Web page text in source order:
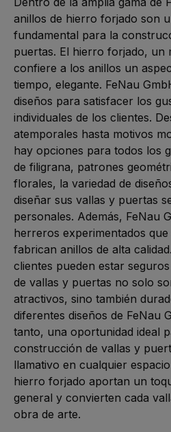
anillos de hierro forjado son
fundamental para la
puertas. El hierro forjado, un
confiere a los anillos un
tiempo, elegante. FeNau
diseños para satisfacer los
individuales de los clientes.
atemporales hasta motivos
hay opciones para todos los
de filigrana, patrones
florales, la variedad de
diseñar sus vallas y puertas
personales. Además, FeNau
herreros experimentados
fabrican anillos de alta
clientes pueden estar
de vallas y puertas no solo
atractivos, sino también
diferentes diseños de FeNau
tanto, una oportunidad ideal
construcción de vallas y
llamativo en cualquier
hierro forjado aportan un
general y convierten cada
obra de arte.